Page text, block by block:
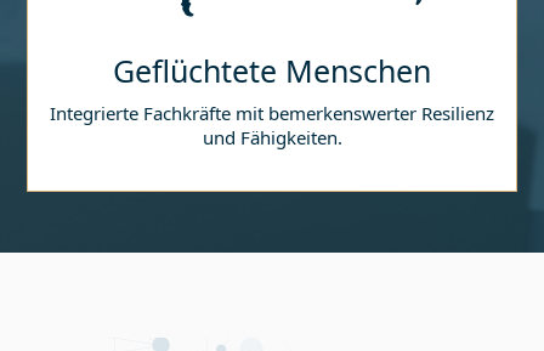
Geflüchtete Menschen
Integrierte Fachkräfte mit bemerkenswerter Resilienz
und Fähigkeiten.